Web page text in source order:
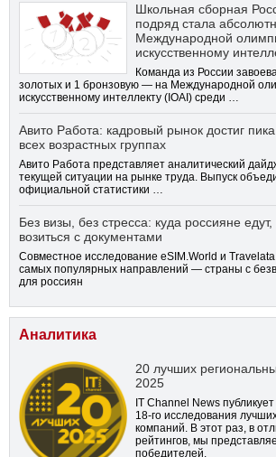
Школьная сборная
подряд стала
Международной
искусственному
Команда из России
золотых и 1 бронзовую — на Международной
искусственному интеллекту (IOAI) среди …
Авито Работа: кадровый рынок достиг
всех возрастных группах
Авито Работа представляет аналитический
текущей ситуации на рынке труда. Выпуск
официальной статистики …
Без визы, без стресса: куда россияне едут,
возиться с документами
Совместное исследование eSIM.World и
самых популярных направлений — страны с
для россиян
Аналитика
20 лучших
2025
IT Channel News
18-го исследования
компаний. В этот раз, в
рейтингов, мы
победителей.